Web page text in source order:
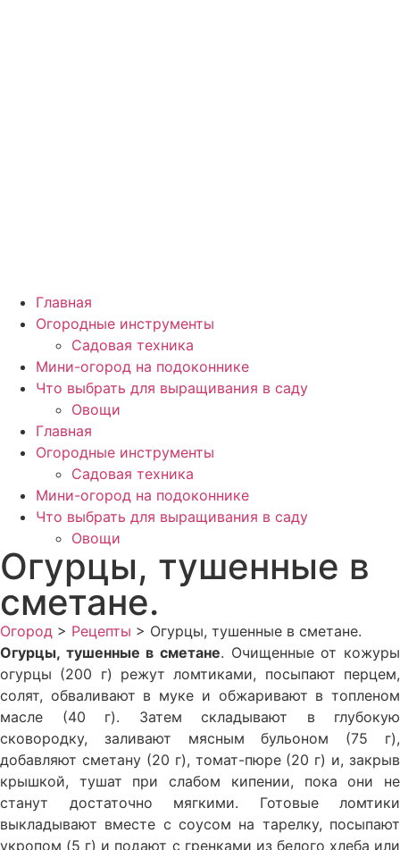
Главная
Огородные инструменты
Садовая техника
Мини-огород на подоконнике
Что выбрать для выращивания в саду
Овощи
Главная
Огородные инструменты
Садовая техника
Мини-огород на подоконнике
Что выбрать для выращивания в саду
Овощи
Огурцы, тушенные в
сметане.
Огород > Рецепты > Огурцы, тушенные в сметане.
Огурцы, тушенные в сметане. Очищенные от кожуры
огурцы (200 г) режут ломтиками, посыпают перцем,
солят, обваливают в муке и обжаривают в топленом
масле (40 г). Затем складывают в глубокую
сковородку, заливают мясным бульоном (75 г),
добавля­ют сметану (20 г), томат-пюре (20 г) и, закрыв
крышкой, тушат при слабом кипении, пока они не
станут достаточно мягкими. Готовые ломтики
выкладывают вместе с соусом на тарелку, посыпают
укро­пом (5 г) и подают с гренками из белого хлеба или